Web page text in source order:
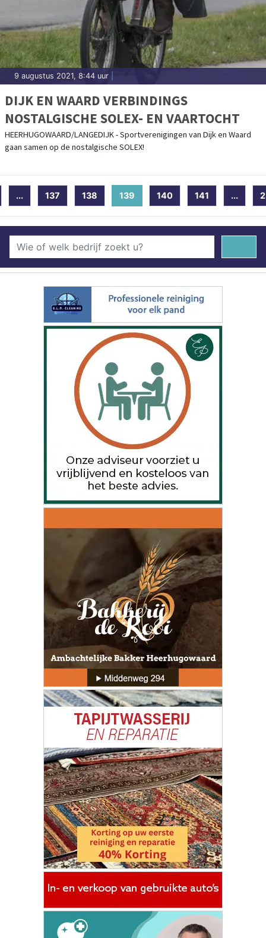
9 augustus 2021, 8:44 uur
DIJK EN WAARD VERBINDINGS
NOSTALGISCHE SOLEX- EN VAARTOCHT
HEERHUGOWAARD/LANGEDIJK - Sportverenigingen van Dijk en Waard
gaan samen op de nostalgische SOLEX!
... 137 138 139 (current)
140 141 ...